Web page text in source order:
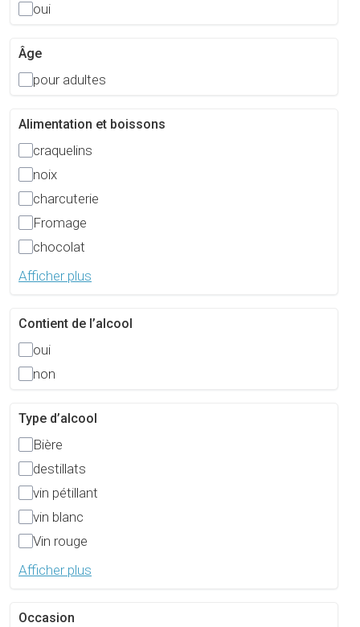
oui
Âge
pour adultes
Alimentation et boissons
craquelins
noix
charcuterie
Fromage
chocolat
Afficher plus
Contient de l’alcool
oui
non
Type d’alcool
Bière
destillats
vin pétillant
vin blanc
Vin rouge
Afficher plus
Occasion